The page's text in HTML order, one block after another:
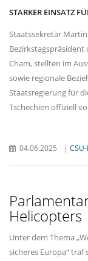
STARKER EINSATZ
Staatssekretär
Bezirkstagspräsident
Cham, stellten im
sowie regionale
Staatsregierung für
Tschechien offiziell
04.06.2025 |
Helicopters
Unter dem Thema
sicheres Europa“